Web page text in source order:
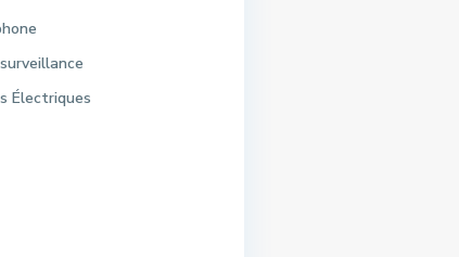
Électriques